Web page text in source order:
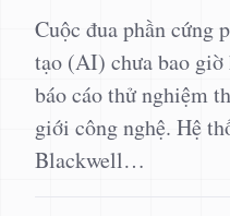
Cuộc đua phần cứng
tạo (AI) chưa bao
báo cáo thử nghiệm
giới công nghệ. Hệ
Blackwell…